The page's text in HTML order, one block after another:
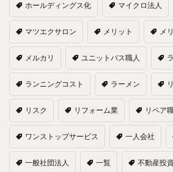
ホールディングス化 マイクロ法人
マツエクサロン メリット メ
メルカリ ユニットバス職人
ランニングコスト ラーメン
リスク リフォーム業 リペア
ワンストップサービス 一人会社
一般社団法人 一覧 不動産投